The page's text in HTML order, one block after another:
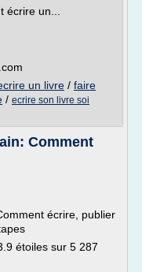
un...
un livre / faire
/ ecrire son livre soi
Comment
écrire, publier
étoiles sur 5 287